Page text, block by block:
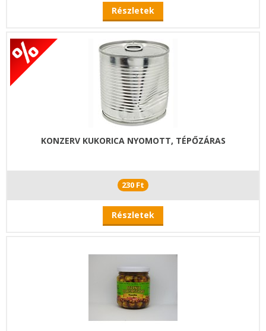
Részletek
KONZERV KUKORICA NYOMOTT, TÉPŐZÁRAS
230 Ft
Részletek